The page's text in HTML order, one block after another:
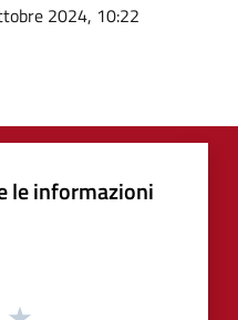
2024, 10:22
le informazioni